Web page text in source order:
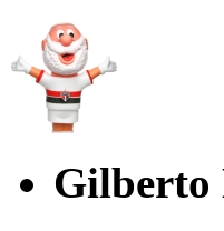
Gilberto